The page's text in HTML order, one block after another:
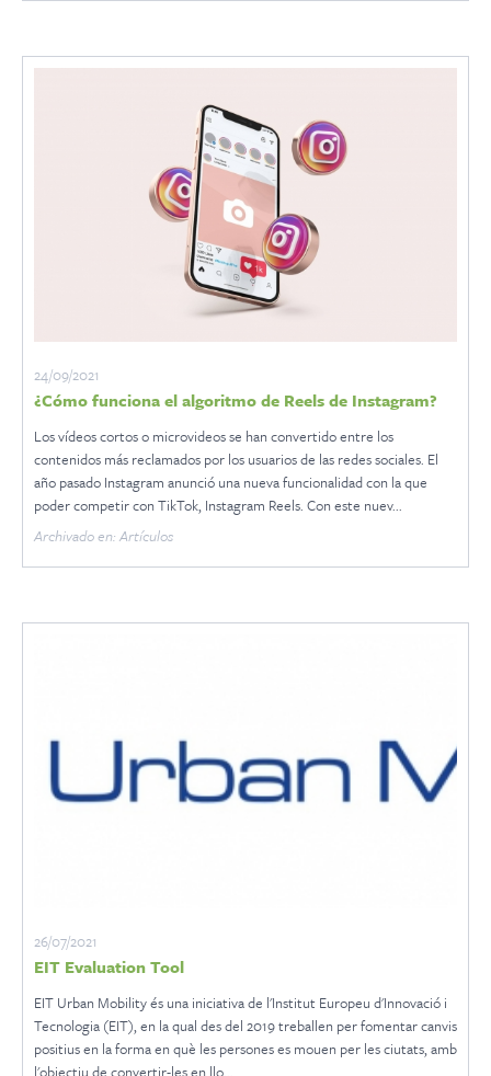
24/09/2021
¿Cómo funciona el algoritmo de Reels de Instagram?
Los vídeos cortos o microvideos se han convertido entre los
contenidos más reclamados por los usuarios de las redes sociales. El
año pasado Instagram anunció una nueva funcionalidad con la que
poder competir con TikTok, Instagram Reels. Con este nuev...
Archivado en: Artículos
26/07/2021
EIT Evaluation Tool
EIT Urban Mobility és una iniciativa de l'Institut Europeu d'Innovació i
Tecnologia (EIT), en la qual des del 2019 treballen per fomentar canvis
positius en la forma en què les persones es mouen per les ciutats, amb
l'objectiu de convertir-les en llo...